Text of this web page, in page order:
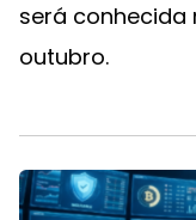
será conhecida
outubro.